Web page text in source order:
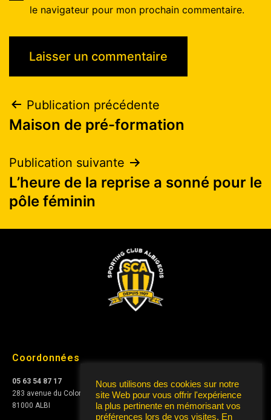
le navigateur pour mon prochain commentaire.
Publication précédente
Maison de pré-formation
Publication suivante
L’heure de la reprise a sonné pour le
pôle féminin
Coordonnées
05 63 54 87 17
283 avenue du Colonel Teyssier
81000 ALBI
Nous utilisons des cookies sur notre
site Web pour vous offrir l'expérience
la plus pertinente en mémorisant vos
préférences lors de vos visites. En